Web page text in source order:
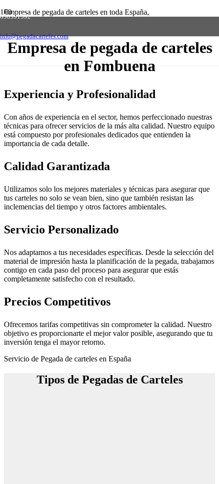
658591592
info@pegadacarteles.com
Empresa de pegada de carteles en toda España,
solicite presupuesto sin compromiso
Empresa de pegada de carteles
en Fombuena
Experiencia y Profesionalidad
Con años de experiencia en el sector, hemos perfeccionado nuestras
técnicas para ofrecer servicios de la más alta calidad. Nuestro equipo
está compuesto por profesionales dedicados que entienden la
importancia de cada detalle.
Calidad Garantizada
Utilizamos solo los mejores materiales y técnicas para asegurar que
tus carteles no solo se vean bien, sino que también resistan las
inclemencias del tiempo y otros factores ambientales.
Servicio Personalizado
Nos adaptamos a tus necesidades específicas. Desde la selección del
material de impresión hasta la planificación de la pegada, trabajamos
contigo en cada paso del proceso para asegurar que estás
completamente satisfecho con el resultado.
Precios Competitivos
Ofrecemos tarifas competitivas sin comprometer la calidad. Nuestro
objetivo es proporcionarte el mejor valor posible, asegurando que tu
inversión tenga el mayor retorno.
Servicio de Pegada de carteles en España
Tipos de Pegadas de Carteles